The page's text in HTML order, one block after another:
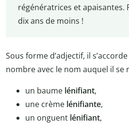
régénératrices et apaisantes.
dix ans de moins !
Sous forme d’adjectif, il
nombre avec le nom auquel il se
un baume lénifiant,
une crème lénifiante,
un onguent lénifiant,